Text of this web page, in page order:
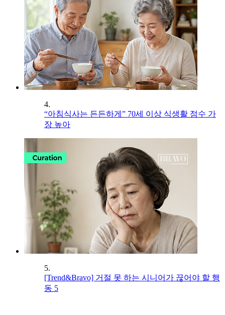
4.
“아침식사는 든든하게” 70세 이상 식생활 점수 가
장 높아
5.
[Trend&Bravo] 거절 못 하는 시니어가 끊어야 할 행
동 5